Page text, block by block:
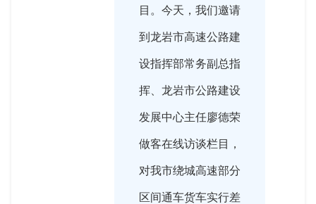
目。今天，我们邀请
到龙岩市高速公路建
设指挥部常务副总指
挥、龙岩市公路建设
发展中心主任廖德荣
做客在线访谈栏目，
对我市绕城高速部分
区间通车货车实行差